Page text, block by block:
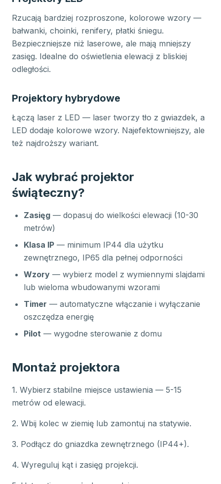
Rzucają bardziej rozproszone, kolorowe wzory —
bałwanki, choinki, renifery, płatki śniegu.
Bezpieczniejsze niż laserowe, ale mają mniejszy
zasięg. Idealne do oświetlenia elewacji z bliskiej
odległości.
Projektory hybrydowe
Łączą laser z LED — laser tworzy tło z gwiazdek, a
LED dodaje kolorowe wzory. Najefektowniejszy, ale
też najdroższy wariant.
Jak wybrać projektor
świąteczny?
Zasięg — dopasuj do wielkości elewacji (10-30
metrów)
Klasa IP — minimum IP44 dla użytku
zewnętrznego, IP65 dla pełnej odporności
Wzory — wybierz model z wymiennymi slajdami
lub wieloma wbudowanymi wzorami
Timer — automatyczne włączanie i wyłączanie
oszczędza energię
Pilot — wygodne sterowanie z domu
Montaż projektora
1. Wybierz stabilne miejsce ustawienia — 5-15
metrów od elewacji.
2. Wbij kolec w ziemię lub zamontuj na statywie.
3. Podłącz do gniazdka zewnętrznego (IP44+).
4. Wyreguluj kąt i zasięg projekcji.